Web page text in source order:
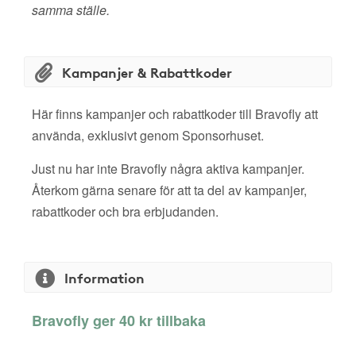
samma ställe.
Kampanjer & Rabattkoder
Här finns kampanjer och rabattkoder till Bravofly att
använda, exklusivt genom Sponsorhuset.
Just nu har inte Bravofly några aktiva kampanjer.
Återkom gärna senare för att ta del av kampanjer,
rabattkoder och bra erbjudanden.
Information
Bravofly ger 40 kr tillbaka